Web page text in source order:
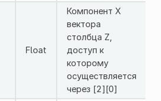
Float
Компонент X
вектора
столбца Z,
доступ к
которому
осуществляется
через [2][0]